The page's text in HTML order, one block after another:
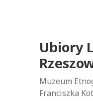
Ubiory
Muzeum
Franciszka